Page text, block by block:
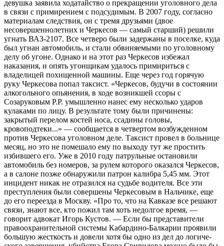
девушка заявила ходатайство о прекращении уголовного дела
в связи с примирением с подсудимым. В 2007 году, согласно
материалам следствия, он с тремя друзьями (двое
несовершеннолетних и Черкесов — самый старший) решили
угнать ВАЗ-2107. Все четверо были задержаны в поселке, куда
был угнан автомобиль, и стали обвиняемыми по уголовному
делу об угоне. Однако и на этот раз Черкесов избежал
наказания, и опять угонщикам удалось примириться с
владелицей похищенной машины. Еще через год горячую
руку Черкесова попал таксист. «Черкесов, будучи в состоянии
алкогольного опьянения, в ходе возникшей ссоры с
Созаруковым Р.Р. умышленно нанес ему несколько ударов
кулаками по лицу. В результате тому были причинены:
закрытый перелом костей носа, ссадины головы,
кровоподтеки...» — сообщается в четвертом возбужденном
против Черкесова уголовном деле. Таксист провел в больнице
месяц, но это не помешало ему по выходу тут же простить
избившего его. Уже в 2010 году патрульные остановили
автомобиль без номеров, за рулем которого оказался Черкесов,
а в салоне позже обнаружили патрон калибра 5,45 мм. Этот
инцидент никак не отразился на судьбе водителя. Все эти
преступления были совершены Черкесовым в Наль­чике, еще
до его переезда в Москву. «Про то, что на Кавказе все решают
связи, знают все, кто пожил там хоть недолгое время, —
говорит адвокат Игорь Кустов. — Если бы представители
правоохранительной системы Кабардино-Балкарии проявили
большую жесткость и довели хотя бы одно из дел до логиче­